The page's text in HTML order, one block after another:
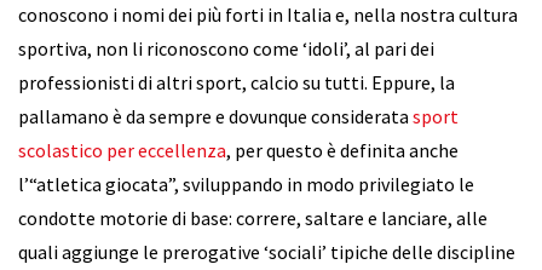
conoscono i nomi dei più forti in Italia e, nella nostra cultura
sportiva, non li riconoscono come ‘idoli’, al pari dei
professionisti di altri sport, calcio su tutti. Eppure, la
pallamano è da sempre e dovunque considerata sport
scolastico per eccellenza, per questo è definita anche
l’“atletica giocata”, sviluppando in modo privilegiato le
condotte motorie di base: correre, saltare e lanciare, alle
quali aggiunge le prerogative ‘sociali’ tipiche delle discipline